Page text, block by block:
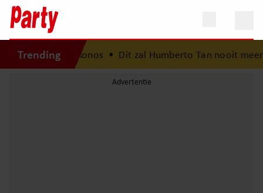
Trendingop Mykonos•Dit zal Humberto Tan nooit meer